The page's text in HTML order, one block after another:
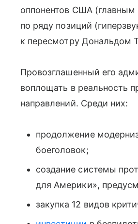
оппонентов США (главным
по ряду позиций
к пересмотру Дональдом
Провозглашенный его
воплощать в реальность
направлений. Среди них:
продолжение
боеголовок;
создание системы
для Америки»,
закупка 12 видов